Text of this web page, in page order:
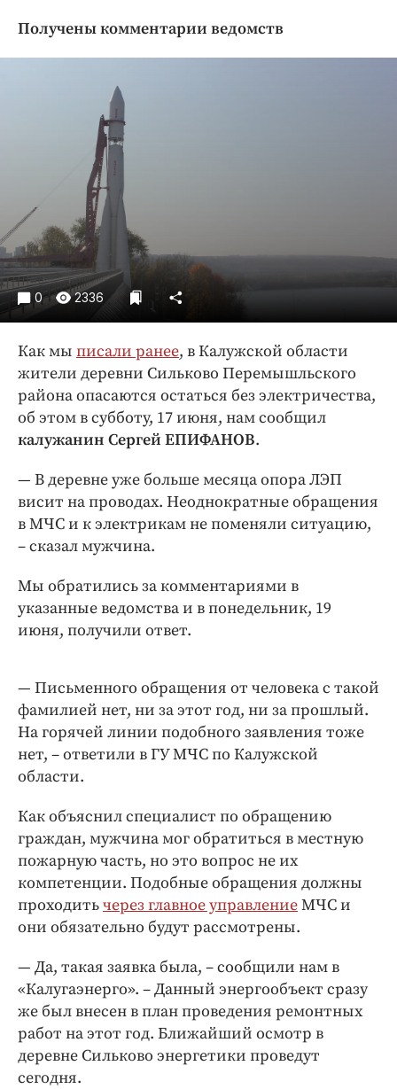
Культура
Образование
Общество
Погода
Праздники
Происшествия
Спорт
Экономика и бизнес
ПРОЕКТЫ
Блоги
Издания
Медиаперсона
Интересное чтиво
Клиника года
Бренд года
Работодатель года
Получены комментарии ведомств
0 2336
Как мы писали ранее, в Калужской области
жители деревни Сильково Перемышльского
района опасаются остаться без электричества,
об этом в субботу, 17 июня, нам сообщил
калужанин Сергей ЕПИФАНОВ.
— В деревне уже больше месяца опора ЛЭП
висит на проводах. Неоднократные обращения
в МЧС и к электрикам не поменяли ситуацию,
– сказал мужчина.
Мы обратились за комментариями в
указанные ведомства и в понедельник, 19
июня, получили ответ.
— Письменного обращения от человека с такой
фамилией нет, ни за этот год, ни за прошлый.
На горячей линии подобного заявления тоже
нет, – ответили в ГУ МЧС по Калужской
области.
Как объяснил специалист по обращению
граждан, мужчина мог обратиться в местную
пожарную часть, но это вопрос не их
компетенции. Подобные обращения должны
проходитьчерез главное управлениеМЧС и
они обязательно будут рассмотрены.
— Да, такая заявка была, – сообщили нам в
«Калугаэнерго». – Данный энергообъект сразу
же был внесен в план проведения ремонтных
работ на этот год. Ближайший осмотр в
деревне Сильково энергетики проведут
сегодня.